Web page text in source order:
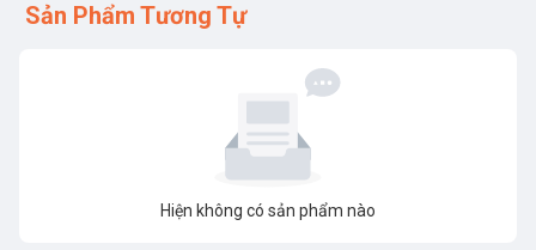
Sản Phẩm Tương Tự
Hiện không có sản phẩm nào